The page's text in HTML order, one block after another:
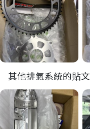
其他排氣系統的貼文